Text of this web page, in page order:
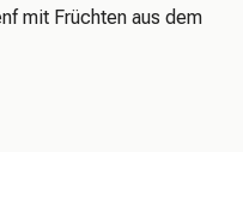
mit Früchten aus dem